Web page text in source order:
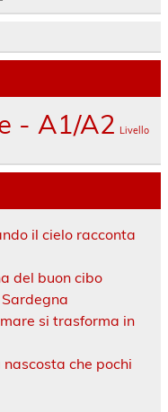
- A1/A2 Livello
il cielo racconta
del buon cibo
si trasforma in
che pochi